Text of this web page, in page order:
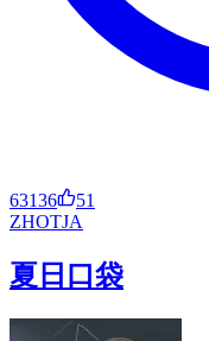
63136
51
ZHOTJA
夏日口袋